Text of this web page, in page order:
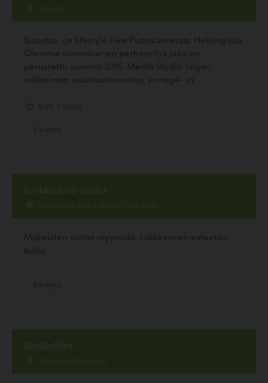
, Helsinki
Sisustus -ja lifestyle liike Punavuoressa, Helsingissä.
Olemme suomalainen perheyritys joka on
perustettu vuonna 2015. Meiltä löydät laajan
valikoiman sisustustavaroita, vintage- ja...
Karkkipäivä Outlet
kaakkurinkulma 1, 90410 Oulu, Oulu
Makeisten outlet myymälä. Liikkeeseen esteetön
BlaBlaBlaa
Tikkuraitti 13, Vantaa